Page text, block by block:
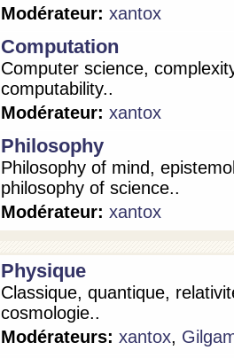
Modérateur: xantox
Computation
Computer science,
computability..
Modérateur: xantox
Philosophy
Philosophy of mind,
philosophy of science..
Modérateur: xantox
Physique
Classique, quantique,
cosmologie..
Modérateurs: xantox,